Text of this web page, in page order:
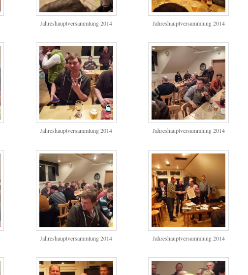
Jahreshauptversammlung 2014 Jahreshauptversammlung 2014
Jahreshauptversammlung 2014 Jahreshauptversammlung 2014
Jahreshauptversammlung 2014 Jahreshauptversammlung 2014